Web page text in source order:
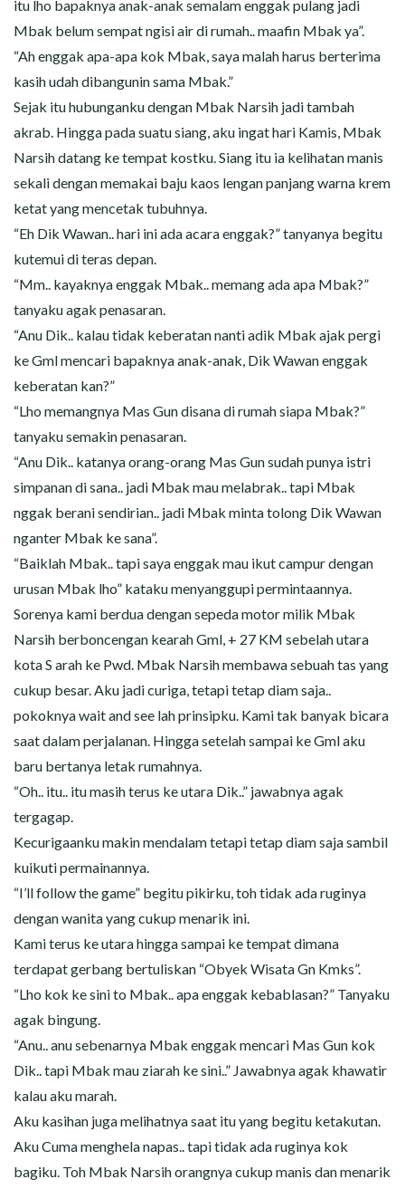
itu lho bapaknya anak-anak semalam enggak pulang jadi
Mbak belum sempat ngisi air di rumah.. maafin Mbak ya”.
“Ah enggak apa-apa kok Mbak, saya malah harus berterima
kasih udah dibangunin sama Mbak.”
Sejak itu hubunganku dengan Mbak Narsih jadi tambah
akrab. Hingga pada suatu siang, aku ingat hari Kamis, Mbak
Narsih datang ke tempat kostku. Siang itu ia kelihatan manis
sekali dengan memakai baju kaos lengan panjang warna krem
ketat yang mencetak tubuhnya.
“Eh Dik Wawan.. hari ini ada acara enggak?” tanyanya begitu
kutemui di teras depan.
“Mm.. kayaknya enggak Mbak.. memang ada apa Mbak?”
tanyaku agak penasaran.
“Anu Dik.. kalau tidak keberatan nanti adik Mbak ajak pergi
ke Gml mencari bapaknya anak-anak, Dik Wawan enggak
keberatan kan?”
“Lho memangnya Mas Gun disana di rumah siapa Mbak?”
tanyaku semakin penasaran.
“Anu Dik.. katanya orang-orang Mas Gun sudah punya istri
simpanan di sana.. jadi Mbak mau melabrak.. tapi Mbak
nggak berani sendirian.. jadi Mbak minta tolong Dik Wawan
nganter Mbak ke sana”.
“Baiklah Mbak.. tapi saya enggak mau ikut campur dengan
urusan Mbak lho” kataku menyanggupi permintaannya.
Sorenya kami berdua dengan sepeda motor milik Mbak
Narsih berboncengan kearah Gml, + 27 KM sebelah utara
kota S arah ke Pwd. Mbak Narsih membawa sebuah tas yang
cukup besar. Aku jadi curiga, tetapi tetap diam saja..
pokoknya wait and see lah prinsipku. Kami tak banyak bicara
saat dalam perjalanan. Hingga setelah sampai ke Gml aku
baru bertanya letak rumahnya.
“Oh.. itu.. itu masih terus ke utara Dik..” jawabnya agak
tergagap.
Kecurigaanku makin mendalam tetapi tetap diam saja sambil
kuikuti permainannya.
“I’ll follow the game” begitu pikirku, toh tidak ada ruginya
dengan wanita yang cukup menarik ini.
Kami terus ke utara hingga sampai ke tempat dimana
terdapat gerbang bertuliskan “Obyek Wisata Gn Kmks”.
“Lho kok ke sini to Mbak.. apa enggak kebablasan?” Tanyaku
agak bingung.
“Anu.. anu sebenarnya Mbak enggak mencari Mas Gun kok
Dik.. tapi Mbak mau ziarah ke sini..” Jawabnya agak khawatir
kalau aku marah.
Aku kasihan juga melihatnya saat itu yang begitu ketakutan.
Aku Cuma menghela napas.. tapi tidak ada ruginya kok
bagiku. Toh Mbak Narsih orangnya cukup manis dan menarik